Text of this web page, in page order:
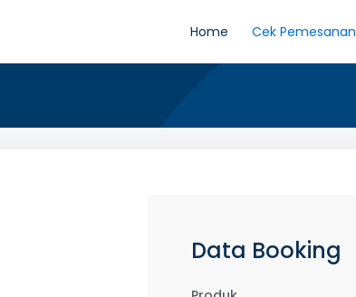
Home Cek Pemesanan
Data Booking